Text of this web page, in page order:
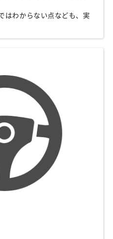
はわからない点なども、実